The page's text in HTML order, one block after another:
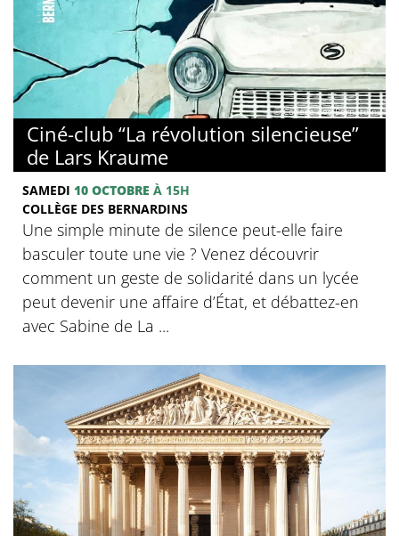
© Collège des Bernardins
Ciné-club “La révolution silencieuse”
de Lars Kraume
SAMEDI 10 OCTOBRE À 15H
COLLÈGE DES BERNARDINS
Une simple minute de silence peut-elle faire
basculer toute une vie ? Venez découvrir
comment un geste de solidarité dans un lycée
peut devenir une affaire d’État, et débattez-en
avec Sabine de La ...